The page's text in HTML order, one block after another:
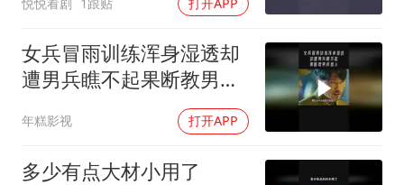
中国“五箭齐发”反制美国
中国经济展现强大韧性和活力
女兵冒雨训练浑身湿透却
遭男兵瞧不起果断教男兵
年糕影视 打开APP
多少有点大材小用了